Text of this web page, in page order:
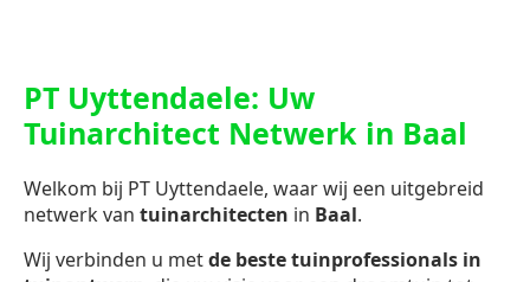
PT Uyttendaele: Uw
Tuinarchitect Netwerk in Baal
Welkom bij PT Uyttendaele, waar wij een uitgebreid
netwerk van tuinarchitecten in Baal.
Wij verbinden u metde beste tuinprofessionals in